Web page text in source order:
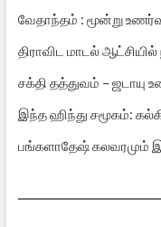
வேதாந்தம் : மூன்று
திராவிட மாடல்
சக்தி தத்துவம் – ஜடாயு
இந்த ஹிந்து சமூகம்:
பங்களாதேஷ் கலவரமும்